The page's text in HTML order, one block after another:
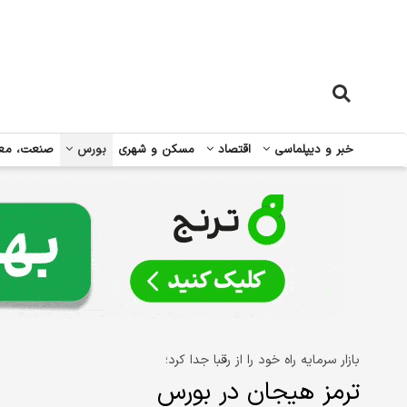
خبر و دیپلماسی اقتصاد مسکن و شهری بورس صنعت،
بازار سرمایه راه خود را از رقبا جدا کرد؛
ترمز هیجان در بورس